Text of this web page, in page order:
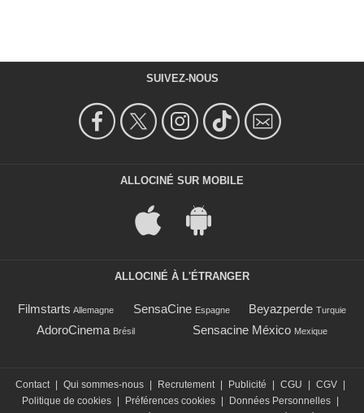
SUIVEZ-NOUS
ALLOCINÉ SUR MOBILE
ALLOCINÉ À L'ÉTRANGER
Filmstarts Allemagne SensaCine Espagne Beyazperde Turquie
AdoroCinema Brésil Sensacine México Mexique
Contact Qui sommes-nous Recrutement Publicité CGU CGV
Politique de cookies
Préférences cookies Données Personnelles